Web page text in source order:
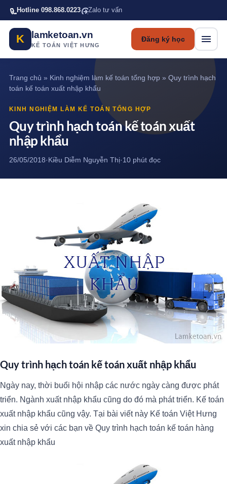
Bỏ qua tới nội dung chính
Hotline 098.868.0223 Zalo tư vấn
K lamketoan.vn
KẾ TOÁN VIỆT HƯNG
Đăng ký học
Trang chủ » Kinh nghiệm làm kế toán tổng hợp» Quy trình hạch
toán kế toán xuất nhập khẩu
KINH NGHIỆM LÀM KẾ TOÁN TỔNG HỢP
Quy trình hạch toán kế toán xuất
nhập khẩu
26/05/2018·Kiều Diễm Nguyễn Thị·10 phút đọc
Quy trình hạch toán kế toán xuất nhập khẩu
Ngày nay, thời buổi hội nhập các nước ngày càng được phát
triển. Ngành xuất nhập khẩu cũng do đó mà phát triển. Kế toán
xuất nhập khẩu cũng vậy. Tại bài viết này Kế toán Việt Hưng
xin chia sẻ với các bạn về Quy trình hạch toán kế toán hàng
xuất nhập khẩu